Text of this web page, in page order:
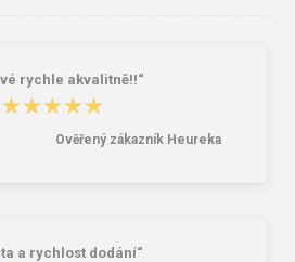
cm,
CXS
3vrstvá nano rouška 10ks
90,00 Kč 459,00 Kč
rychle akvalitně!!“
★★★★★
★★★★★
Ověřený zákazník Heureka
a rychlost dodání“